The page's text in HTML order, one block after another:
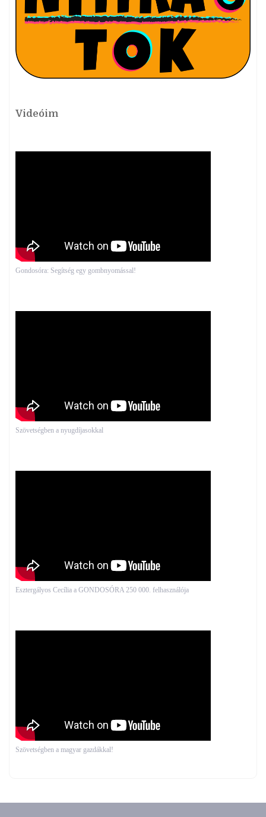
Videóim
Gondosóra: Segítség egy gombnyomással!
Szövetségben a nyugdíjasokkal
Esztergályos Cecília a GONDOSÓRA 250 000. felhasználója
Szövetségben a magyar gazdákkal!